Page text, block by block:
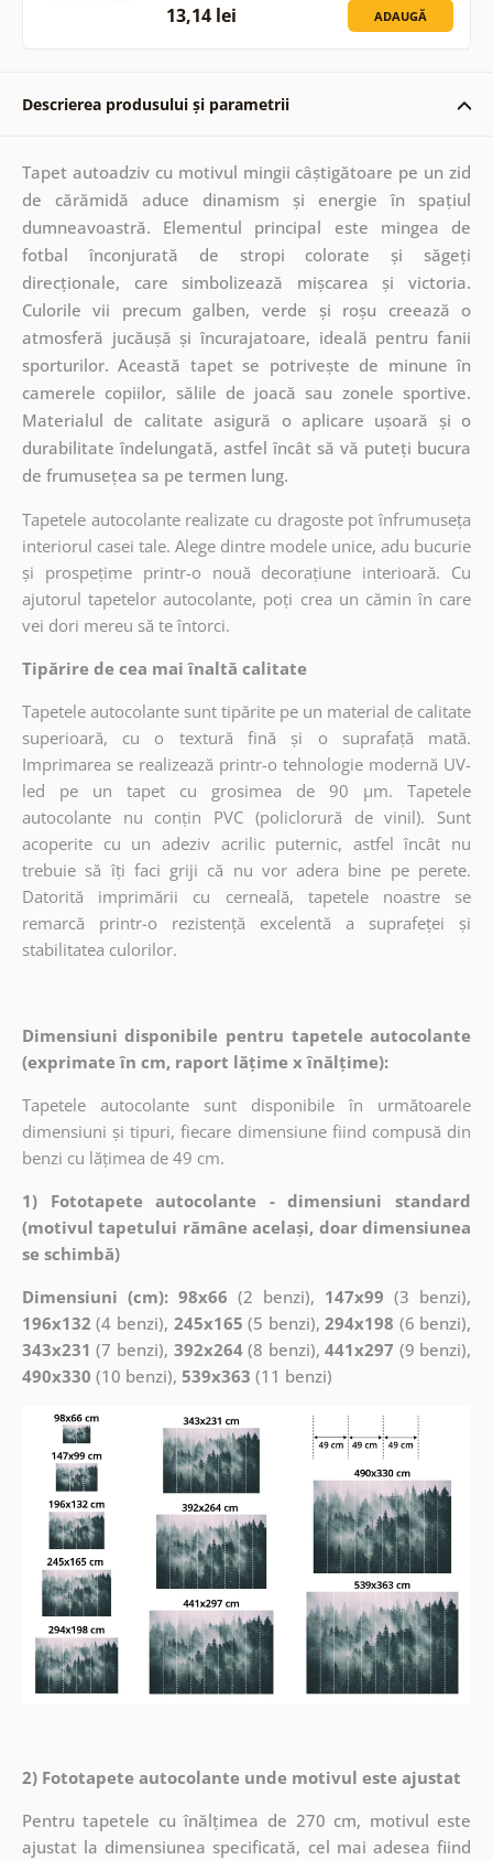
13,14 lei ADAUGĂ
Descrierea produsului și parametrii
Tapet autoadziv cu motivul mingii câștigătoare pe un zid
de cărămidă aduce dinamism și energie în spațiul
dumneavoastră. Elementul principal este mingea de
fotbal înconjurată de stropi colorate și săgeți
direcționale, care simbolizează mișcarea și victoria.
Culorile vii precum galben, verde și roșu creează o
atmosferă jucăușă și încurajatoare, ideală pentru fanii
sporturilor. Această tapet se potrivește de minune în
camerele copiilor, sălile de joacă sau zonele sportive.
Materialul de calitate asigură o aplicare ușoară și o
durabilitate îndelungată, astfel încât să vă puteți bucura
de frumusețea sa pe termen lung.
Tapetele autocolante realizate cu dragoste pot înfrumuseța
interiorul casei tale. Alege dintre modele unice, adu bucurie
și prospețime printr-o nouă decorațiune interioară. Cu
ajutorul tapetelor autocolante, poți crea un cămin în care
vei dori mereu să te întorci.
Tipărire de cea mai înaltă calitate
Tapetele autocolante sunt tipărite pe un material de calitate
superioară, cu o textură fină și o suprafață mată.
Imprimarea se realizează printr-o tehnologie modernă UV-
led pe un tapet cu grosimea de 90 µm. Tapetele
autocolante nu conțin PVC (policlorură de vinil). Sunt
acoperite cu un adeziv acrilic puternic, astfel încât nu
trebuie să îți faci griji că nu vor adera bine pe perete.
Datorită imprimării cu cerneală, tapetele noastre se
remarcă printr-o rezistență excelentă a suprafeței și
stabilitatea culorilor.
Dimensiuni disponibile pentru tapetele autocolante
(exprimate în cm, raport lățime x înălțime):
Tapetele autocolante sunt disponibile în următoarele
dimensiuni și tipuri, fiecare dimensiune fiind compusă din
benzi cu lățimea de 49 cm.
1) Fototapete autocolante - dimensiuni standard
(motivul tapetului rămâne același, doar dimensiunea
se schimbă)
Dimensiuni (cm): 98x66 (2 benzi), 147x99 (3 benzi),
196x132 (4 benzi), 245x165 (5 benzi),294x198 (6 benzi),
343x231 (7 benzi), 392x264(8 benzi),441x297 (9 benzi),
490x330 (10 benzi), 539x363 (11 benzi)
2) Fototapete autocolante unde motivul este ajustat
Pentru tapetele cu înălțimea de 270 cm, motivul este
ajustat la dimensiunea specificată, cel mai adesea fiind